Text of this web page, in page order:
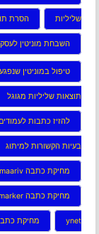
שליליות הסרת
השבחת מוניטין
טיפול במוניטין שנפגע
תוצאות שליליות מגוגל
להזיז כתבות
בעיות הקשורות למיתוג
מחיקת כתבה maariv
מחיקת כתבה themarker
ynet מחיקת